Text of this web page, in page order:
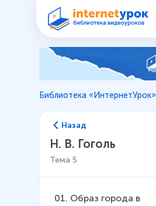
Библиотека «ИнтернетУрок»
Назад
Н. В. Гоголь
Тема 5
01. Образ города в